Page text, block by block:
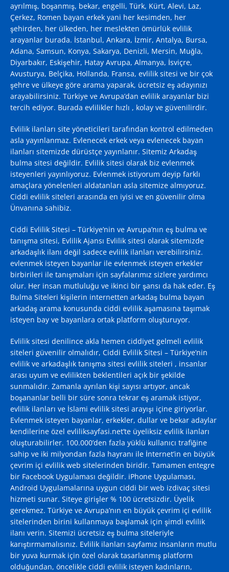
ayrılmış, boşanmış, bekar, engelli, Türk, Kürt, Alevi, Laz,
Çerkez, Romen bayan erkek yani her kesimden, her
şehirden, her ülkeden, her meslekten ömürlük evlilik
arayanlar burada. İstanbul, Ankara, İzmir, Antalya, Bursa,
Adana, Samsun, Konya, Sakarya, Denizli, Mersin, Muğla,
Diyarbakır, Eskişehir, Hatay Avrupa, Almanya, İsviçre,
Avusturya, Belçika, Hollanda, Fransa, evlilik sitesi ve bir çok
şehre ve ülkeye göre arama yaparak, ücretsiz eş adayınızı
arayabilirsiniz. Türkiye ve Avrupa’dan evlilik arayanlar bizi
tercih ediyor. Burada evlilikler hızlı , kolay ve güvenilirdir.
Evlilik ilanları site yöneticileri tarafından kontrol edilmeden
asla yayınlanmaz. Evlenecek erkek veya evlenecek bayan
ilanları sitemizde dürüstçe yayınlanır. Sitemiz Arkadaş
bulma sitesi değildir. Evlilik sitesi olarak biz evlenmek
isteyenleri yayınlıyoruz. Evlenmek istiyorum deyip farklı
amaçlara yönelenleri aldatanları asla sitemize almıyoruz.
Ciddi evlilik siteleri arasında en iyisi ve en güvenilir olma
Ünvanına sahibiz.
Ciddi Evlilik Sitesi – Türkiye’nin ve Avrupa’nın eş bulma ve
tanışma sitesi, Evlilik Ajansı Evlilik sitesi olarak sitemizde
arkadaşlık ilanı değil sadece evlilik ilanları verebilirsiniz.
evlenmek isteyen bayanlar ile evlenmek isteyen erkekler
birbirileri ile tanışmaları için sayfalarımız sizlere yardımcı
olur. Her insan mutluluğu ve ikinci bir şansı da hak eder. Eş
Bulma Siteleri kişilerin internetten arkadaş bulma bayan
arkadaş arama konusunda ciddi evlilik aşamasına taşımak
isteyen bay ve bayanlara ortak platform oluşturuyor.
Evlilik sitesi denilince akla hemen ciddiyet gelmeli evlilik
siteleri güvenilir olmalıdır, Ciddi Evlilik Sitesi – Türkiye’nin
evlilik ve arkadaşlık tanışma sitesi evlilik siteleri , insanlar
arası uyum ve evlilikten beklentileri açık bir şekilde
sunmalıdır. Zamanla ayrılan kişi sayısı artıyor, ancak
boşananlar belli bir süre sonra tekrar eş aramak istiyor,
evlilik ilanları ve İslami evlilik sitesi arayışı içine giriyorlar.
Evlenmek isteyen bayanlar, erkekler, dullar ve bekar adaylar
kendilerine özel evliliksayfasi.net’te üyeliksiz evlilik ilanları
oluşturabilirler. 100.000’den fazla yüklü kullanıcı trafiğine
sahip ve iki milyondan fazla hayranı ile İnternet’in en büyük
çevrim içi evlilik web sitelerinden biridir. Tamamen entegre
bir Facebook Uygulaması değildir. iPhone Uygulaması,
Android Uygulamalarına uygun ciddi bir web izdivaç sitesi
hizmeti sunar. Siteye girişler % 100 ücretsizdir. Üyelik
gerekmez. Türkiye ve Avrupa’nın en büyük çevrim içi evlilik
sitelerinden birini kullanmaya başlamak için şimdi evlilik
ilanı verin. Sitemizi ücretsiz eş bulma siteleriyle
karıştırmamalısınız. Evlilik ilanları sayfamız insanların mutlu
bir yuva kurmak için özel olarak tasarlanmış platform
olduğundan, öncelikle ciddi evlilik isteyen kadınların,